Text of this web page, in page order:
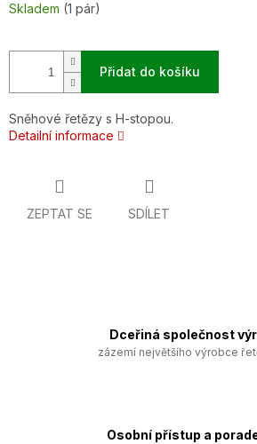
Skladem (1 pár)
Přidat do košíku
Sněhové řetězy s H-stopou.
Detailní informace
ZEPTAT SE SDÍLET
Dceřiná společnost
zázemí největšího výrobce
Osobní přístup a